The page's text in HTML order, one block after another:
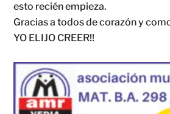
esto recién empieza.
Gracias a todos de corazón y
YO ELIJO CREER!!